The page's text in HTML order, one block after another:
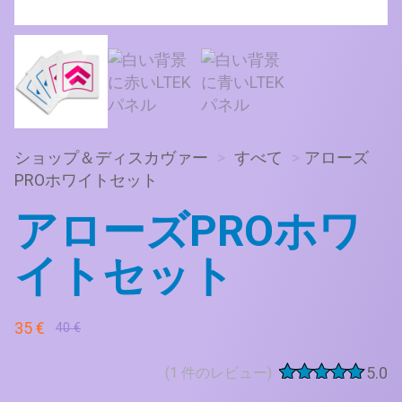
ショップ＆ディスカヴァー > すべて > アローズ
PROホワイトセット
アローズPROホワ
イトセット
40€
元
35€
現
5.0
(1 件のレビュー)